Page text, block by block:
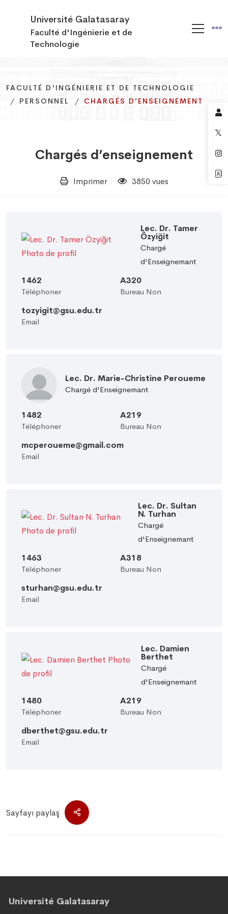
Université Galatasaray
Faculté d'Ingénierie et de
Technologie
FACULTÉ D'INGÉNIERIE ET DE TECHNOLOGIE
PERSONNEL
CHARGÉS D’ENSEIGNEMENT
FACULTÉ D'INGÉNIERIE ET DE TECHNOLOGIE
PERSONNEL
CHARGÉS D’ENSEIGNEMENT
FACULTÉ D'INGÉNIERIE ET DE TECHNOLOGIE
PERSONNEL
CHARGÉS D’ENSEIGNEMENT
Chargés d’enseignement
Imprimer 3850 vues
Lec. Dr. Tamer
Özyiğit
Chargé
d'Enseignemant
1462
Téléphoner
A320
Bureau Non
tozyigit@gsu.edu.tr
Email
Lec. Dr. Marie-Christine Peroueme
Chargé d'Enseignemant
1482
Téléphoner
A219
Bureau Non
mcperoueme@gmail.com
Email
Lec. Dr. Sultan
N. Turhan
Chargé
d'Enseignemant
1463
Téléphoner
A318
Bureau Non
sturhan@gsu.edu.tr
Email
Lec. Damien
Berthet
Chargé
d'Enseignemant
1480
Téléphoner
A219
Bureau Non
dberthet@gsu.edu.tr
Email
Sayfayı paylaş
Université Galatasaray